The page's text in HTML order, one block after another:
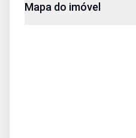
Mapa do imóvel